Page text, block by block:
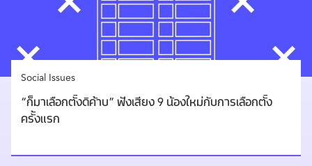
Social Issues
“ก็มาเลือกตั้งดิค้าบ” ฟังเสียง 9 น้องใหม่กับการเลือกตั้ง
ครั้งแรก